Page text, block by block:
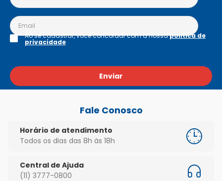
Enviar
Ao se cadastrar, você concordar com a nossapolítica de
privacidade
Fale Conosco
Horário de atendimento
Todos os dias das 8h às 18h
Central de Ajuda
(11) 3777-0800